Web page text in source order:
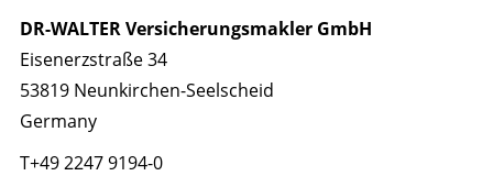
DR-WALTER Versicherungsmakler GmbH
Eisenerzstraße 34
53819 Neunkirchen-Seelscheid
Germany
T+49 2247 9194-0